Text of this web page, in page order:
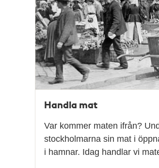
teman
Handla mat
Var kommer maten ifrån?
stockholmarna sin mat i
i hamnar. Idag handlar vi